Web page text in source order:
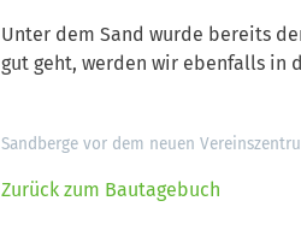
Unter dem Sand wurde bereits
gut geht, werden wir ebenfalls in
Sandberge vor dem neuen
Zurück zum Bautagebuch